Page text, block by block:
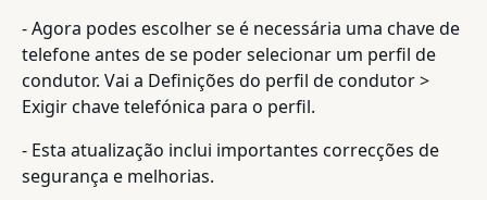
- Agora podes escolher se é necessária uma chave de
telefone antes de se poder selecionar um perfil de
condutor. Vai a Definições do perfil de condutor >
Exigir chave telefónica para o perfil.
- Esta atualização inclui importantes correcções de
segurança e melhorias.